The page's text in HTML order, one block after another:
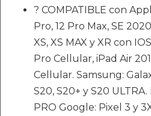
? COMPATIBLE con
Pro, 12 Pro Max, SE
XS, XS MAX y XR con
Pro Cellular, iPad Air
Cellular. Samsung:
S20, S20+ y S20
PRO Google: Pixel 3 y